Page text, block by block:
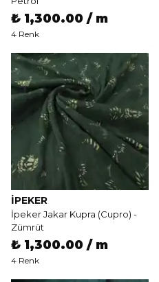
₺ 1,300.00 / m
4 Renk
İPEKER
İpeker Jakar Kupra (Cupro) -
Zümrüt
₺ 1,300.00 / m
4 Renk